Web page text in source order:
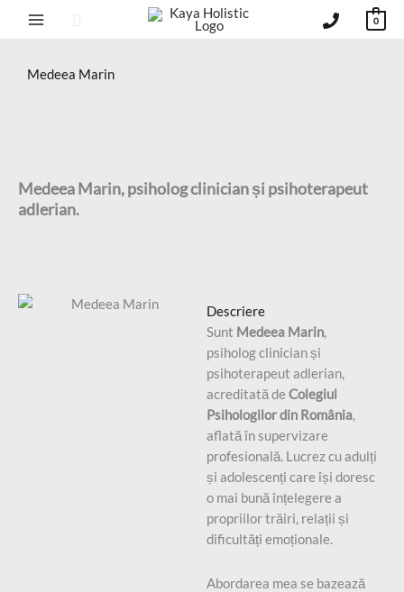
0
Medeea Marin
Medeea Marin, psiholog clinician și psihoterapeut
adlerian.
Descriere
Sunt Medeea Marin,
psiholog clinician și
psihoterapeut adlerian,
acreditată de Colegiul
Psihologilor din România,
aflată în supervizare
profesională. Lucrez cu adulți
și adolescenți care își doresc
o mai bună înțelegere a
propriilor trăiri, relații și
dificultăți emoționale.
Abordarea mea se bazează